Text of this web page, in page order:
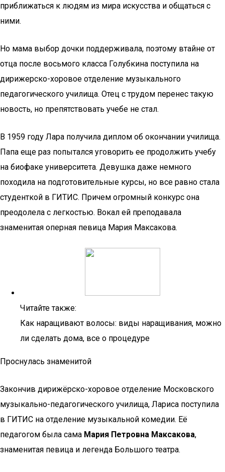
приближаться к людям из мира искусства и общаться с
ними.
Но мама выбор дочки поддерживала, поэтому втайне от
отца после восьмого класса Голубкина поступила на
дирижерско-хоровое отделение музыкального
педагогического училища. Отец с трудом перенес такую
новость, но препятствовать учебе не стал.
В 1959 году Лара получила диплом об окончании училища.
Папа еще раз попытался уговорить ее продолжить учебу
на биофаке университета. Девушка даже немного
походила на подготовительные курсы, но все равно стала
студенткой в ГИТИС. Причем огромный конкурс она
преодолела с легкостью. Вокал ей преподавала
знаменитая оперная певица Мария Максакова.
Читайте также:
Как наращивают волосы: виды наращивания, можно
ли сделать дома, все о процедуре
Проснулась знаменитой
Закончив дирижёрско-хоровое отделение Московского
музыкально-педагогического училища, Лариса поступила
в ГИТИС на отделение музыкальной комедии. Её
педагогом была сама Мария Петровна Максакова,
знаменитая певица и легенда Большого театра.